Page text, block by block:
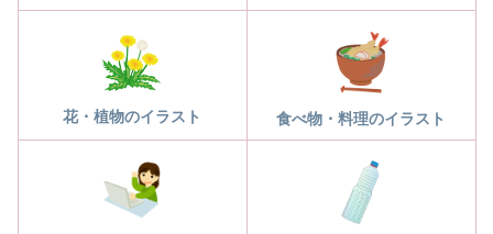
花・植物のイラスト 食べ物・料理のイラスト